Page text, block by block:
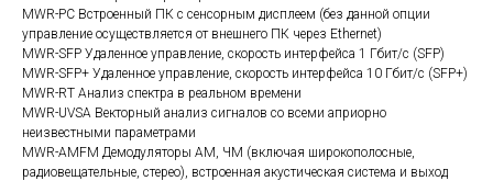
MWR-PC Встроенный ПК с сенсорным дисплеем (без данной опции
управление осуществляется от внешнего ПК через Ethernet)
MWR-SFP Удаленное управление, скорость интерфейса 1 Гбит/с (SFP)
MWR-SFP+ Удаленное управление, скорость интерфейса 10 Гбит/с (SFP+)
MWR-RT Анализ спектра в реальном времени
MWR-UVSA Векторный анализ сигналов со всеми априорно
неизвестными параметрами
MWR-AMFM Демодуляторы АМ, ЧМ (включая широкополосные,
радиовещательные, стерео), встроенная акустическая система и выход